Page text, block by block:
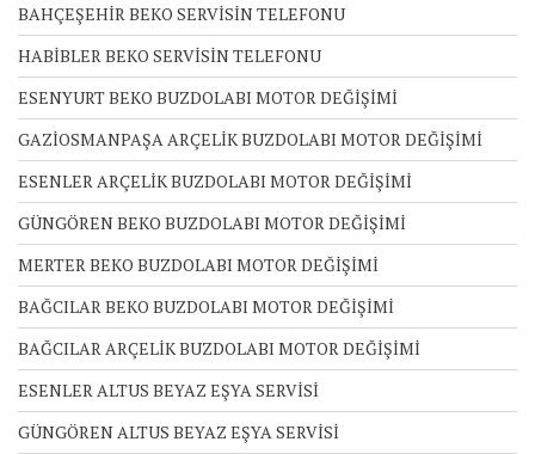
BAHÇEŞEHİR BEKO SERVİSİN TELEFONU
HABİBLER BEKO SERVİSİN TELEFONU
ESENYURT BEKO BUZDOLABI MOTOR DEĞİŞİMİ
GAZİOSMANPAŞA ARÇELİK BUZDOLABI MOTOR DEĞİŞİMİ
ESENLER ARÇELİK BUZDOLABI MOTOR DEĞİŞİMİ
GÜNGÖREN BEKO BUZDOLABI MOTOR DEĞİŞİMİ
MERTER BEKO BUZDOLABI MOTOR DEĞİŞİMİ
BAĞCILAR BEKO BUZDOLABI MOTOR DEĞİŞİMİ
BAĞCILAR ARÇELİK BUZDOLABI MOTOR DEĞİŞİMİ
ESENLER ALTUS BEYAZ EŞYA SERVİSİ
GÜNGÖREN ALTUS BEYAZ EŞYA SERVİSİ